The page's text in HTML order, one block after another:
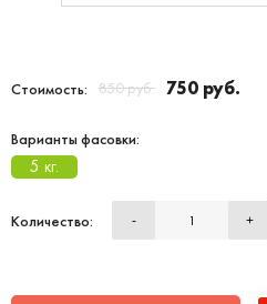
Стоимость: 850 руб. 750 руб.
Варианты фасовки:
5 кг.
Количество: - +